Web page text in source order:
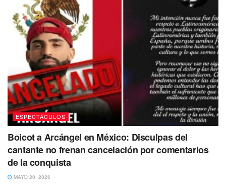
ESPECTÁCULOS
Boicot a Arcángel en México: Disculpas del
cantante no frenan cancelación por comentarios
de la conquista
MAYO 20, 2026